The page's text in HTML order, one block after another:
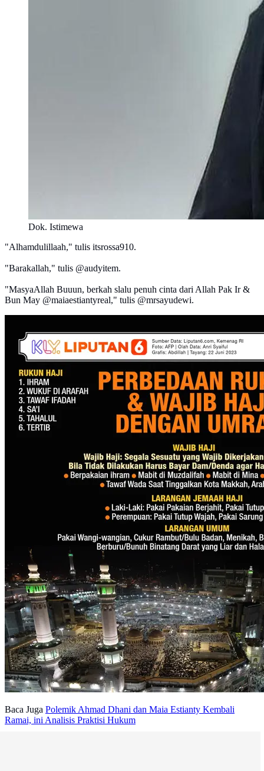
Dok. Istimewa
"Alhamdulillaah," tulis itsrossa910.
"Barakallah," tulis @audyitem.
"MasyaAllah Buuun, berkah slalu penuh cinta dari Allah Pak Ir &
Bun May @maiaestiantyreal," tulis @mrsayudewi.
Baca Juga Polemik Ahmad Dhani dan Maia Estianty Kembali
Ramai, ini Analisis Praktisi Hukum